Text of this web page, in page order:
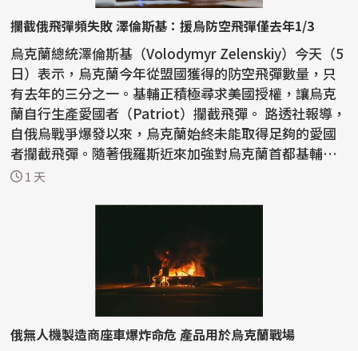
攔截俄飛彈頻失敗 澤倫斯基：援烏防空飛彈僅去年1/3
烏克蘭總統澤倫斯基（Volodymyr Zelenskiy）今天（5
日）表示，烏克蘭今年從盟國獲得的防空飛彈數量，只
有去年的三分之一。基輔正積極尋求美國授權，讓烏克
蘭自行生產愛國者（Patriot）攔截飛彈。 路透社報導，
自俄烏戰爭爆發以來，烏克蘭始終未能取得足夠的愛國
者攔截飛彈。隨著俄羅斯近來加強對烏克蘭首都基輔和
南部...
1 天
俄無人機製造商座車爆炸命危 產品用於烏克蘭戰場